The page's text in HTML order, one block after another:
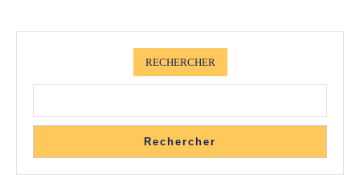
RECHERCHER
Rechercher